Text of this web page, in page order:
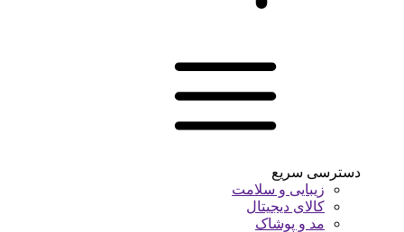
دسترسی سریع
زیبایی و سلامت
کالای دیجیتال
مد و پوشاک